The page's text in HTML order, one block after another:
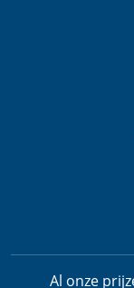
Al onze